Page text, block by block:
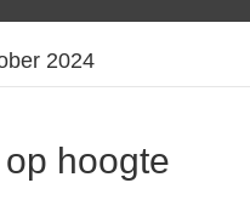
2024
hoogte